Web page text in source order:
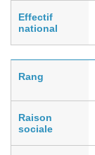
Effectif
national
Rang
Raison
sociale